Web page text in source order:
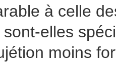
à celle
elles
moins